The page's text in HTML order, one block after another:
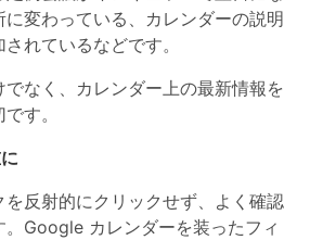
に変わっている、カレンダーの説明
れているなどです。
なく、カレンダー上の最新情報を
す。
を反射的にクリックせず、よく確認
Google カレンダーを装ったフィ